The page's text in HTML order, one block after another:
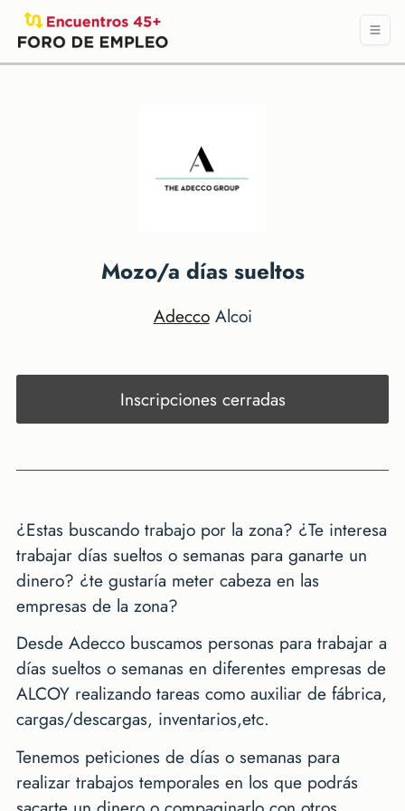
Mozo/a días sueltos
Adecco Alcoi
Inscripciones cerradas
¿Estas buscando trabajo por la zona? ¿Te interesa
trabajar días sueltos o semanas para ganarte un
dinero? ¿te gustaría meter cabeza en las
empresas de la zona?
Desde Adecco buscamos personas para trabajar a
días sueltos o semanas en diferentes empresas de
ALCOY realizando tareas como auxiliar de fábrica,
cargas/descargas, inventarios,etc.
Tenemos peticiones de días o semanas para
realizar trabajos temporales en los que podrás